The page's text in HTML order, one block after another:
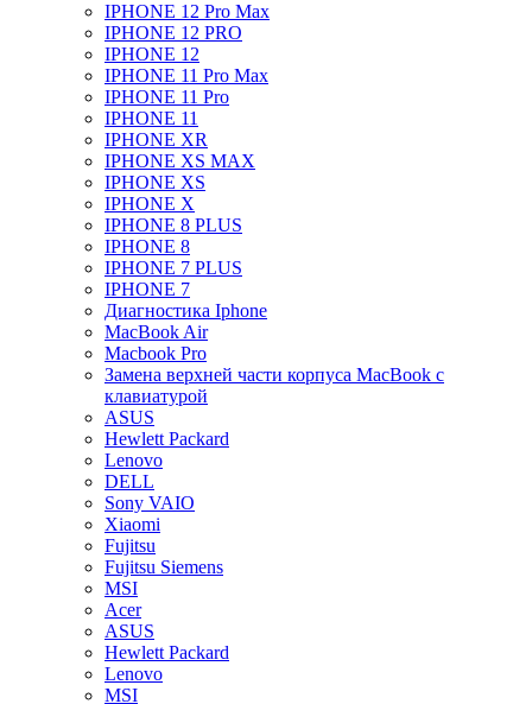
IPHONE 12 Pro Max
IPHONE 12 PRO
IPHONE 12
IPHONE 11 Pro Max
IPHONE 11 Pro
IPHONE 11
IPHONE XR
IPHONE XS MAX
IPHONE XS
IPHONE X
IPHONE 8 PLUS
IPHONE 8
IPHONE 7 PLUS
IPHONE 7
Диагностика Iphone
MacBook Air
Macbook Pro
Замена верхней части корпуса MacBook с
клавиатурой
ASUS
Hewlett Packard
Lenovo
DELL
Sony VAIO
Xiaomi
Fujitsu
Fujitsu Siemens
MSI
Acer
ASUS
Hewlett Packard
Lenovo
MSI